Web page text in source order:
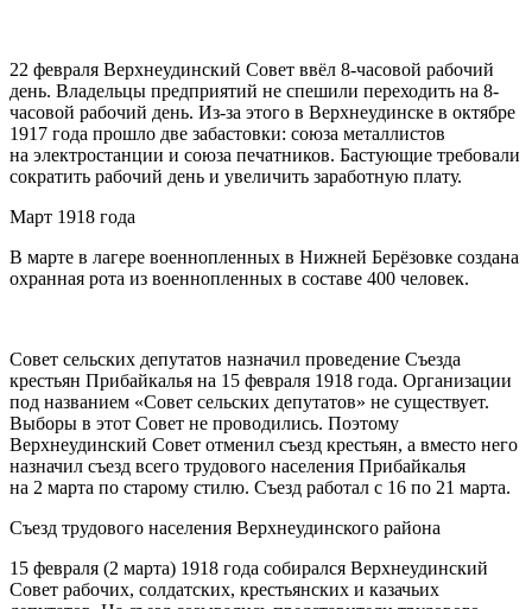
22 февраля Верхнеудинский Совет ввёл 8-часовой рабочий
день. Владельцы предприятий не спешили переходить на 8-
часовой рабочий день. Из-за этого в Верхнеудинске в октябре
1917 года прошло две забастовки: союза металлистов
на электростанции и союза печатников. Бастующие требовали
сократить рабочий день и увеличить заработную плату.
Март 1918 года
В марте в лагере военнопленных в Нижней Берёзовке создана
охранная рота из военнопленных в составе 400 человек.
Совет сельских депутатов назначил проведение Съезда
крестьян Прибайкалья на 15 февраля 1918 года. Организации
под названием «Совет сельских депутатов» не существует.
Выборы в этот Совет не проводились. Поэтому
Верхнеудинский Совет отменил съезд крестьян, а вместо него
назначил съезд всего трудового населения Прибайкалья
на 2 марта по старому стилю. Съезд работал с 16 по 21 марта.
Съезд трудового населения Верхнеудинского района
15 февраля (2 марта) 1918 года собирался Верхнеудинский
Совет рабочих, солдатских, крестьянских и казачьих